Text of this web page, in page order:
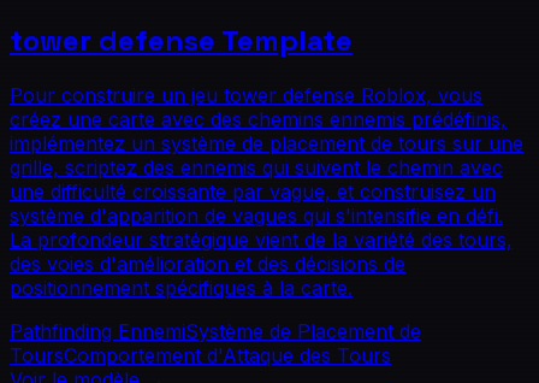
tower defense Template
Pour construire un jeu tower defense Roblox, vous
créez une carte avec des chemins ennemis prédéfinis,
implémentez un système de placement de tours sur une
grille, scriptez des ennemis qui suivent le chemin avec
une difficulté croissante par vague, et construisez un
système d'apparition de vagues qui s'intensifie en défi.
La profondeur stratégique vient de la variété des tours,
des voies d'amélioration et des décisions de
positionnement spécifiques à la carte.
Pathfinding EnnemiSystème de Placement de
ToursComportement d'Attaque des Tours